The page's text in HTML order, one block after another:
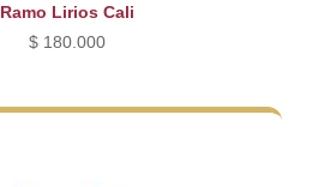
Ramo Lirios Cali
$180.000